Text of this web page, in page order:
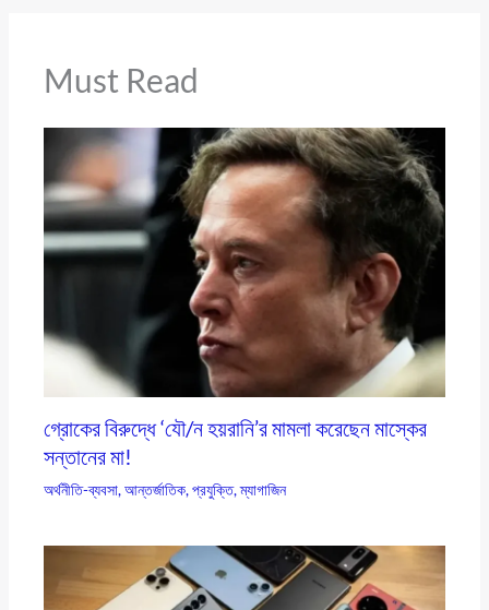
Must Read
গ্রোকের বিরুদ্ধে ‘যৌ/ন হয়রানি’র মামলা করেছেন মাস্কের
সন্তানের মা!
অর্থনীতি-ব্যবসা,আন্তর্জাতিক,প্রযুক্তি,ম্যাগাজিন